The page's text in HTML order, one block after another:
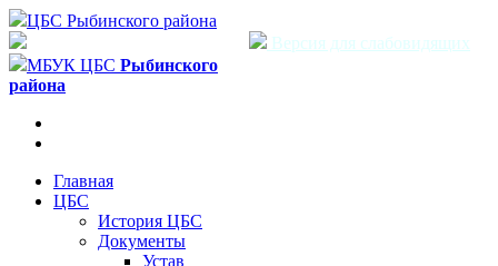
ЦБС Рыбинского района
Версия для слабовидящих
МБУК ЦБС Рыбинского
района
Главная
ЦБС
История ЦБС
Документы
Устав